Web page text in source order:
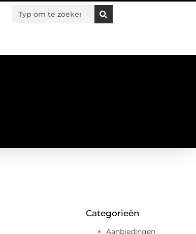
Categorieën
Aanbiedingen